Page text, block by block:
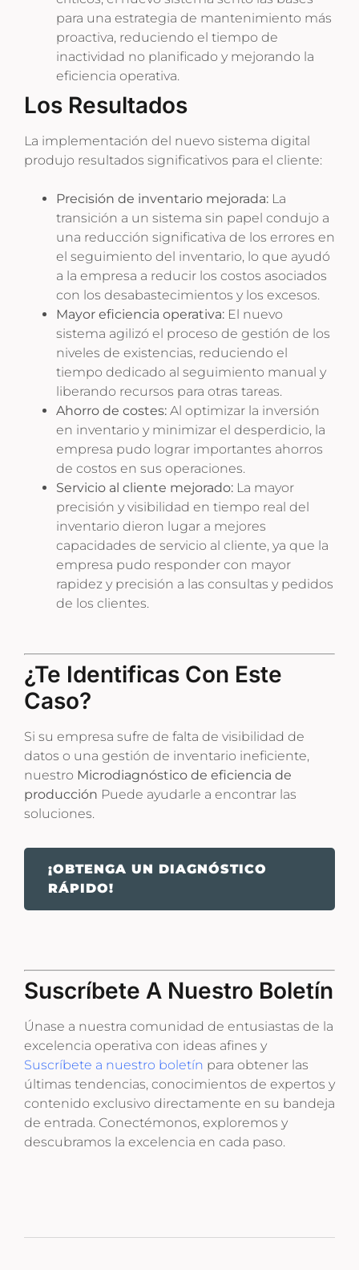
para una estrategia de mantenimiento más
proactiva, reduciendo el tiempo de
inactividad no planificado y mejorando la
eficiencia operativa.
Los Resultados
La implementación del nuevo sistema digital
produjo resultados significativos para el cliente:
Precisión de inventario mejorada: La
transición a un sistema sin papel condujo a
una reducción significativa de los errores en
el seguimiento del inventario, lo que ayudó
a la empresa a reducir los costos asociados
con los desabastecimientos y los excesos.
Mayor eficiencia operativa: El nuevo
sistema agilizó el proceso de gestión de los
niveles de existencias, reduciendo el
tiempo dedicado al seguimiento manual y
liberando recursos para otras tareas.
Ahorro de costes: Al optimizar la inversión
en inventario y minimizar el desperdicio, la
empresa pudo lograr importantes ahorros
de costos en sus operaciones.
Servicio al cliente mejorado: La mayor
precisión y visibilidad en tiempo real del
inventario dieron lugar a mejores
capacidades de servicio al cliente, ya que la
empresa pudo responder con mayor
rapidez y precisión a las consultas y pedidos
de los clientes.
¿Te Identificas Con Este
Caso?
Si su empresa sufre de falta de visibilidad de
datos o una gestión de inventario ineficiente,
nuestro Microdiagnóstico de eficiencia de
producción Puede ayudarle a encontrar las
soluciones.
¡OBTENGA UN DIAGNÓSTICO
RÁPIDO!
Suscríbete A Nuestro Boletín
Únase a nuestra comunidad de entusiastas de la
excelencia operativa con ideas afines y
Suscríbete a nuestro boletín para obtener las
últimas tendencias, conocimientos de expertos y
contenido exclusivo directamente en su bandeja
de entrada. Conectémonos, exploremos y
descubramos la excelencia en cada paso.